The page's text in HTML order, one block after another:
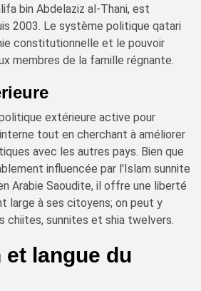
bin Abdelaziz al-Thani, est
2003. Le système politique qatari
constitutionnelle et le pouvoir
membres de la famille régnante.
extérieure active pour
tout en cherchant à améliorer
avec les autres pays. Bien que
influencée par l'Islam sunnite
Arabie Saoudite, il offre une liberté
large à ses citoyens; on peut y
chiites, sunnites et shia twelvers.
langue du